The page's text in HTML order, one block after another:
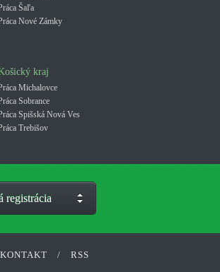
Šaľa
Nové Zámky
kraj
Michalovce
Sobrance
Spišská Nová Ves
Trebišov
registrácia
KONTAKT / RSS